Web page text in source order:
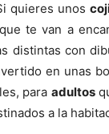
quieres unos
te van a
distintas con
en unas
para adultos
a la